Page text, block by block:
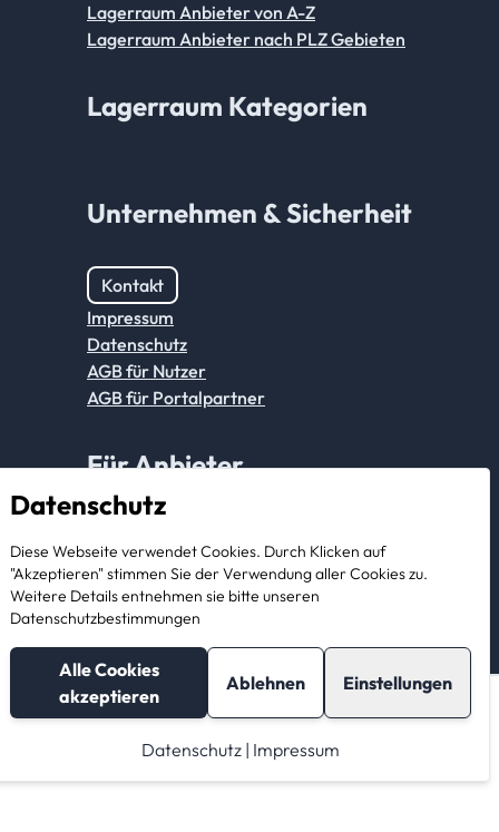
Direkt online Buchen
Datenschutz
Diese Webseite verwendet Cookies. Durch Klicken auf
"Akzeptieren" stimmen Sie der Verwendung aller Cookies zu.
Weitere Details entnehmen sie bitte unseren
Datenschutzbestimmungen
Alle Cookies
akzeptieren
Ablehnen Einstellungen
Datenschutz | Impressum
Lagerraum Anbieter von A-Z
Lagerraum Anbieter nach PLZ Gebieten
Lagerraum Kategorien
Unternehmen & Sicherheit
Kontakt
Impressum
Datenschutz
AGB für Nutzer
AGB für Portalpartner
Für Anbieter
Als Anbieter registrieren
© 2026 StorageBook GmbH. All rights reserved.